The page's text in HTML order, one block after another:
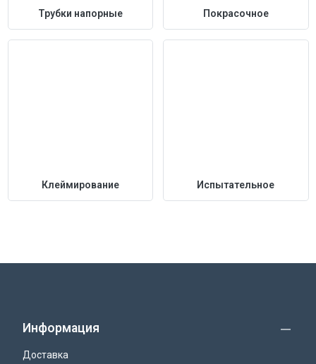
Трубки напорные Покрасочное
Клеймирование Испытательное
Информация
Доставка